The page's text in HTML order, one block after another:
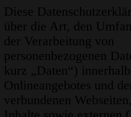
Diese
über die Art, den
der Verarbeitung von
personenbezogenen
kurz „Daten“)
Onlineangebotes und
verbundenen